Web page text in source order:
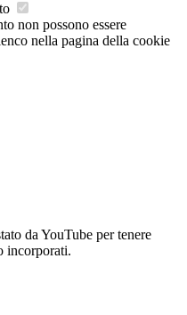
non possono essere
nella pagina della cookie
da YouTube per tenere
incorporati.